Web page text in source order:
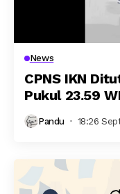
News
CPNS IKN
Pukul 23.59
Pandu 18:26